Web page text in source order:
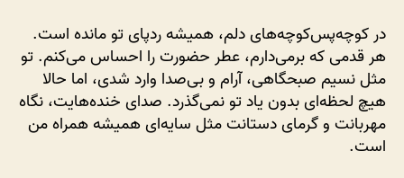
جایی
برای
گم‌شدن
در
عشق
تو
در کوچه‌پس‌کوچه‌های دلم، همیشه ردپای تو مانده است.
هر قدمی که برمی‌دارم، عطر حضورت را احساس می‌کنم. تو
مثل نسیم صبحگاهی، آرام و بی‌صدا وارد شدی، اما حالا
هیچ لحظه‌ای بدون یاد تو نمی‌گذرد. صدای خنده‌هایت، نگاه
مهربانت و گرمای دستانت مثل سایه‌ای همیشه همراه من
است.